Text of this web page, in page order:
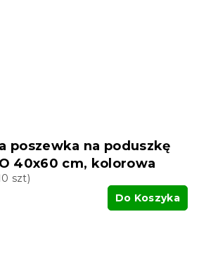
poszewka na poduszkę
40x60 cm, kolorowa
szt)
Do Koszyka